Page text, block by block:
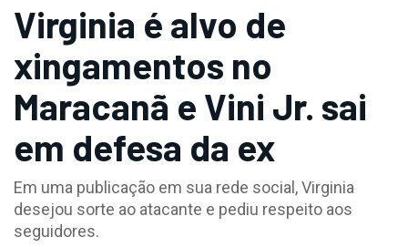
Virginia é alvo de
xingamentos no
Maracanã e Vini Jr. sai
em defesa da ex
Em uma publicação em sua rede social, Virginia
desejou sorte ao atacante e pediu respeito aos
seguidores.